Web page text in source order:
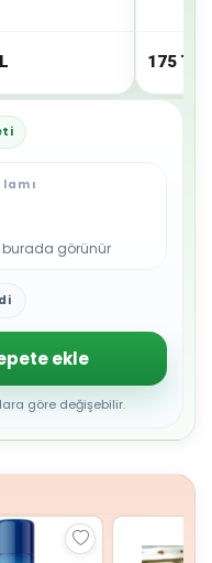
175 TL
burada görünür
ekle
göre değişebilir.